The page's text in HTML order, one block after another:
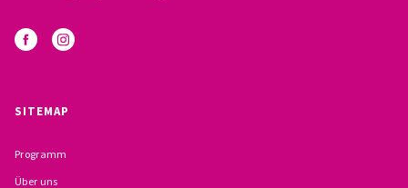
VERHALTENSKODEX FÜR HAUPTAMTLICHE
SITEMAP
Programm
Über uns